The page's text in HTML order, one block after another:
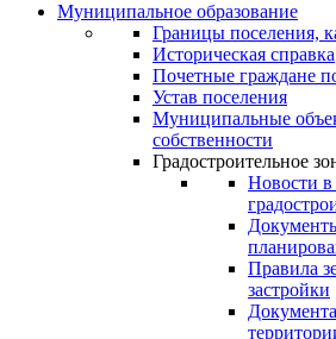
Муниципальное образование
Границы поселения,
Историческая справка
Почетные граждане
Устав поселения
Муниципальные
собственности
Градостроительное
Новости в
Правила
застройки